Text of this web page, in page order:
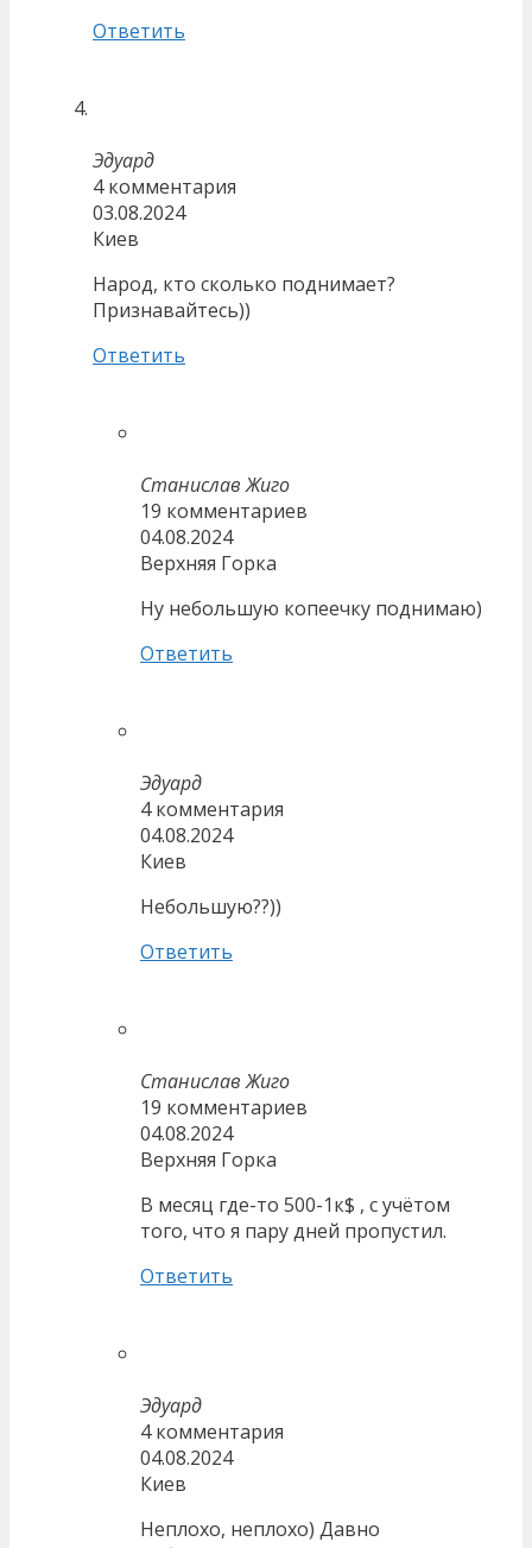
Ответить
Эдуард
4 комментария
03.08.2024
Киев
Народ, кто сколько поднимает?
Признавайтесь))
Ответить
Станислав Жиго
19 комментариев
04.08.2024
Верхняя Горка
Ну небольшую копеечку поднимаю)
Ответить
Эдуард
4 комментария
04.08.2024
Киев
Небольшую??))
Ответить
Станислав Жиго
19 комментариев
04.08.2024
Верхняя Горка
В месяц где-то 500-1к$ , с учётом
того, что я пару дней пропустил.
Ответить
Эдуард
4 комментария
04.08.2024
Киев
Неплохо, неплохо) Давно